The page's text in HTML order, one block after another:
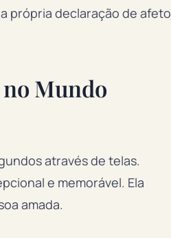
própria declaração de afeto
Mundo
através de telas.
e memorável. Ela
amada.